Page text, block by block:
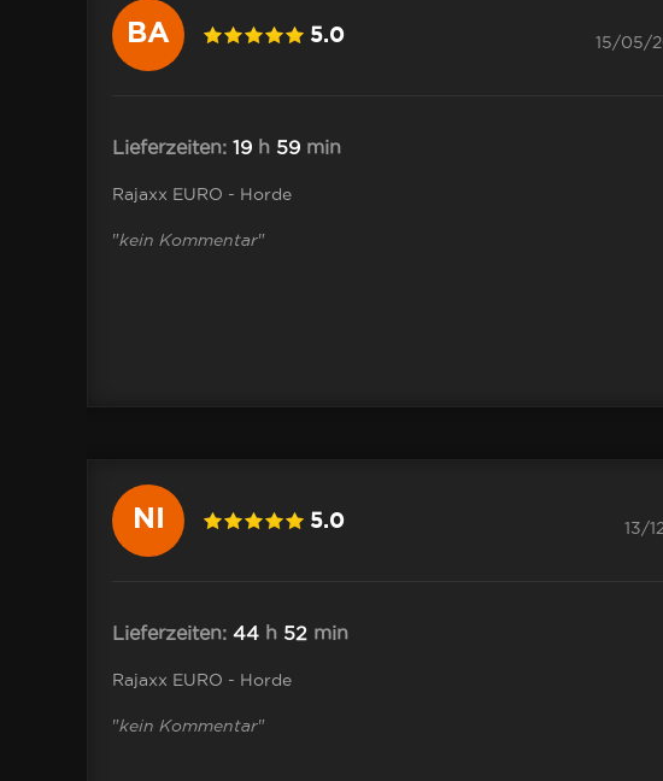
BA 5.0 15/05/
Lieferzeiten: 19 h 59 min
Rajaxx EURO - Horde
"kein Kommentar"
NI 5.0 13/
Lieferzeiten: 44 h 52 min
Rajaxx EURO - Horde
"kein Kommentar"